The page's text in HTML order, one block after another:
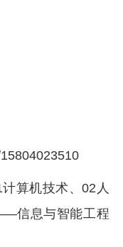
算机技术、02人
信息与智能工程